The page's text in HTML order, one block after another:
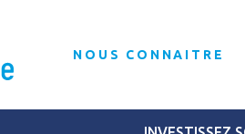
NOUS CONNAITRE